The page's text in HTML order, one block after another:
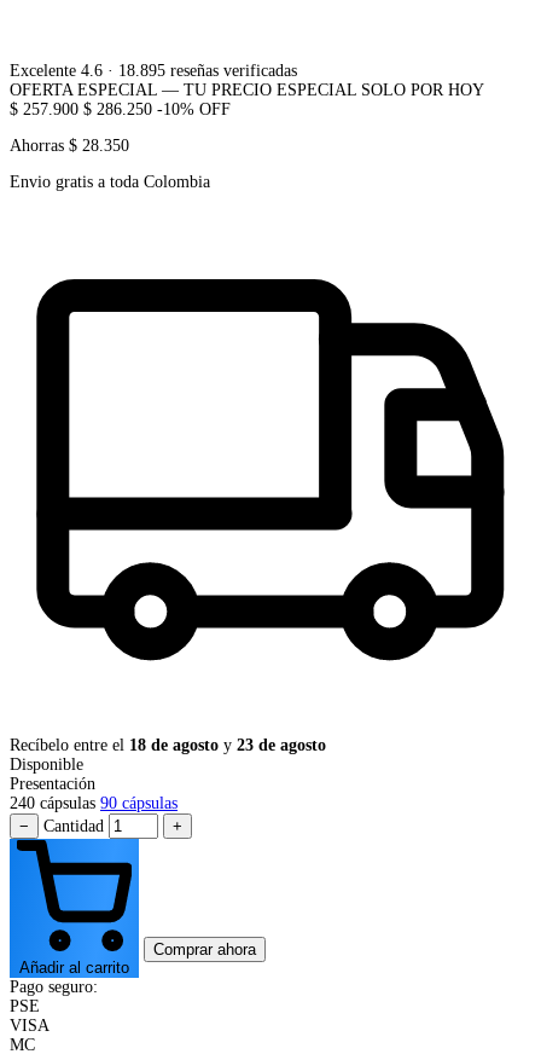
Excelente 4.6 · 18.895 reseñas verificadas
OFERTA ESPECIAL — TU PRECIO ESPECIAL SOLO POR HOY
$ 257.900 $ 286.250 -10% OFF
Ahorras $ 28.350
Envio gratis a toda Colombia
Recíbelo entre el 18 de agosto y 23 de agosto
Disponible
Presentación
240 cápsulas 90 cápsulas
−
Cantidad +
Añadir al carrito
Comprar ahora
Pago seguro:
PSE
VISA
MC